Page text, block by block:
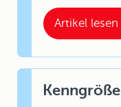
Artikel lesen